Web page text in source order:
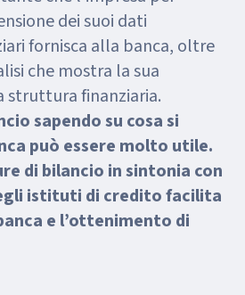
dei suoi dati
fornisca alla banca, oltre
che mostra la sua
struttura finanziaria.
sapendo su cosa si
può essere molto utile.
di bilancio in sintonia con
istituti di credito facilita
e l’ottenimento di